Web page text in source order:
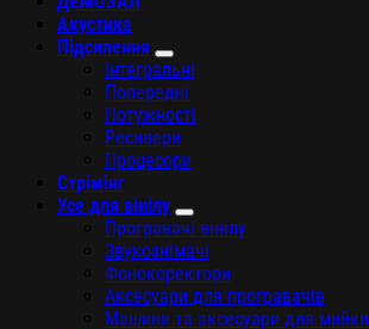
Акустика
Підсилення
Інтегральні
Попередні
Потужності
Ресивери
Процесори
Стрімінг
Усе для вінілу
Програвачі вінілу
Звукознімачі
Фонокоректори
Аксесуари для програвачів
Машини та аксесуари для мийки